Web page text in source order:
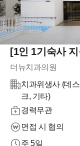
[1인 1기숙사
더뉴치과의원
치과위생사 (데
크, 기타)
경력무관
면접 시 협의
주 5일